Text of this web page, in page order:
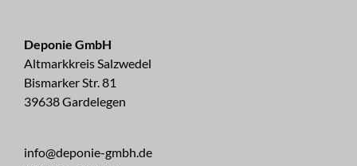
Deponie GmbH
Altmarkkreis Salzwedel
Bismarker Str. 81
39638 Gardelegen
info@deponie-gmbh.de